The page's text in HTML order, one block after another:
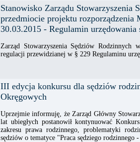
Stanowisko Zarządu Stowarzyszenia
przedmiocie projektu
30.03.2015 - Regulamin urzędowania
Zarząd Stowarzyszenia Sędziów Rodzinnych
regulacji przewidzianej w § 229 Regulaminu
III edycja konkursu dla sędziów
Okręgowych
Uprzejmie informuję, że Zarząd Główny
lat ubiegłych postanowił kontynuować
zakresu prawa rodzinnego, problematyki
sędziów o tematyce "Praca sędziego rodzinnego